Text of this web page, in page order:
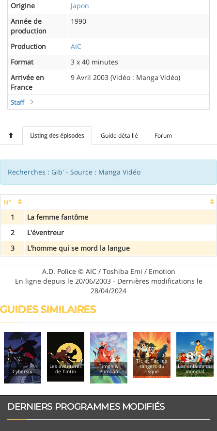
Origine
Japon
Année de
production
1990
Production
AIC
Format
3 x 40 minutes
Arrivée en
France
9 Avril 2003 (Vidéo : Manga Vidéo)
Staff
Listing des épisodes Guide détaillé Forum
Recherches : Gib' - Source : Manga Vidéo
N°
1
La femme fantôme
2
L'éventreur
3
L'homme qui se mord la langue
A.D. Police © AIC / Toshiba Emi / Emotion
En ligne depuis le 20/06/2003 - Dernières modifications le
28/04/2024
GUIDES SIMILAIRES
Cybersix
Les aventures
de Tintin
Timon &
Pumbaa
Tic et Tac les
rangers du
risque
Les enfants du
mondial
DERNIERS PROGRAMMES MODIFIÉS